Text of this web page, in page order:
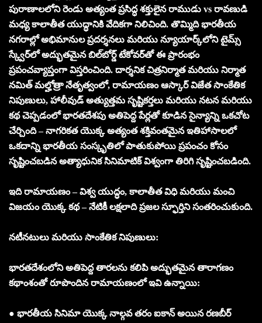
పురాణాలలోని రెండు అత్యంత ప్రసిద్ధ శక్తులైన రాముడు vs రావణుడి
మధ్య కాలాతీత యుద్ధానికి వేదికగా నిలిచింది. తొమ్మిది భారతీయ
నగరాల్లో అభిమానుల ప్రదర్శనలు మరియు న్యూయార్క్‌లోని టైమ్స్
స్క్వేర్‌లో అద్భుతమైన బిల్‌బోర్డ్ టేకోవర్‌తో ఈ ప్రారంభం
ప్రపంచవ్యాప్తంగా విస్తరించింది. దార్శనిక చిత్రనిర్మాత మరియు నిర్మాత
నమిత్ మల్హోత్రా నేతృత్వంలో, రామాయణం ఆస్కార్ విజేత సాంకేతిక
నిపుణులు, హాలీవుడ్ అత్యుత్తమ సృష్టికర్తలు మరియు నటన మరియు
కథ చెప్పడంలో భారతదేశపు అతిపెద్ద పేర్లతో కూడిన సైన్యాన్ని ఒకచోట
చేర్చింది – నాగరికత యొక్క అత్యంత శక్తివంతమైన ఇతిహాసాలలో
ఒకదాన్ని భారతీయ సంస్కృతిలో పాతుకుపోయి ప్రపంచం కోసం
సృష్టించబడిన అత్యాధునిక సినిమాటిక్ విశ్వంగా తిరిగి సృష్టించబడింది.
ఇది రామాయణం – విశ్వ యుద్ధం, కాలాతీత విధి మరియు మంచి
విజయం యొక్క కథ – నేటికీ లక్షలాది ప్రజల స్ఫూర్తిని సంతరించుకుంది.
నటీనటులు మరియు సాంకేతిక నిపుణులు:
భారతదేశంలోని అతిపెద్ద తారలను కలిపి అద్భుతమైన తారాగణం
కథాంశంతో రూపొందిన రామాయణంలో ఇవి ఉన్నాయి:
● భారతీయ సినిమా యొక్క నాల్గవ తరం ఐకాన్ అయిన రణబీర్